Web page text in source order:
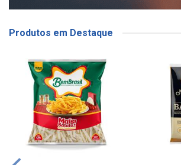
Produtos em Destaque